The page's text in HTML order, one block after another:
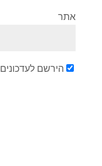
אתר
הירשם